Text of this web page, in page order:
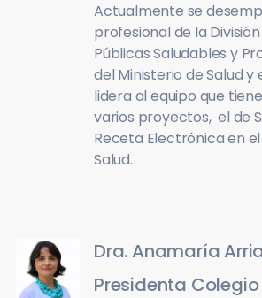
Actualmente se
profesional de la
Públicas Saludables y
del Ministerio de Salud y
lidera al equipo que
varios proyectos, el de
Receta Electrónica en
Salud.
Dra. Anamaría
Presidenta